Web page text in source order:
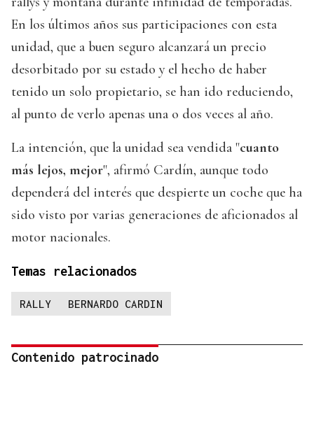
En los últimos años sus participaciones con esta
unidad, que a buen seguro alcanzará un precio
desorbitado por su estado y el hecho de haber
tenido un solo propietario, se han ido reduciendo,
al punto de verlo apenas una o dos veces al año.
La intención, que la unidad sea vendida "cuanto
más lejos, mejor", afirmó Cardín, aunque todo
dependerá del interés que despierte un coche que ha
sido visto por varias generaciones de aficionados al
motor nacionales.
Temas relacionados
RALLY BERNARDO CARDIN
Contenido patrocinado